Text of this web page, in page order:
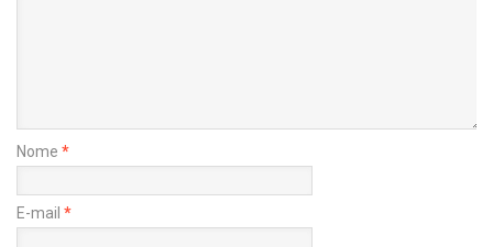
Nome *
E-mail *